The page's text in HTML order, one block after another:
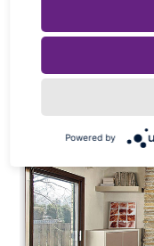
Powered by